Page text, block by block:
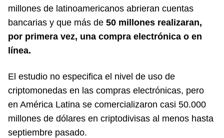
millones de latinoamericanos abrieran cuentas
bancarias y que más de 50 millones realizaran,
por primera vez, una compra electrónica o en
línea.
El estudio no especifica el nivel de uso de
criptomonedas en las compras electrónicas, pero
en América Latina se comercializaron casi 50.000
millones de dólares en criptodivisas al menos hasta
septiembre pasado.